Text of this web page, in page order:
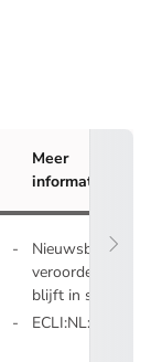
Meer
informatie
Nieuwsbericht:
veroordeling
blijft in stand